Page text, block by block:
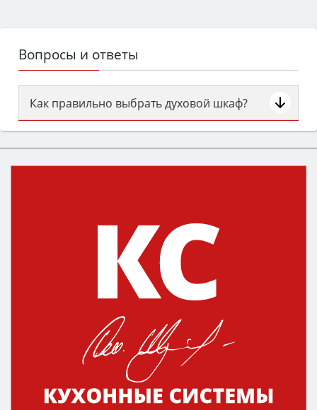
Вопросы и ответы
Как правильно выбрать духовой шкаф?
Сначала определитесь с типом (газовый или
электрический) и габаритами под вашу нишу,
затем смотрите на объём 50–70 л для семьи,